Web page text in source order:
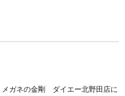
メガネの金剛 ダイエー北野田店に